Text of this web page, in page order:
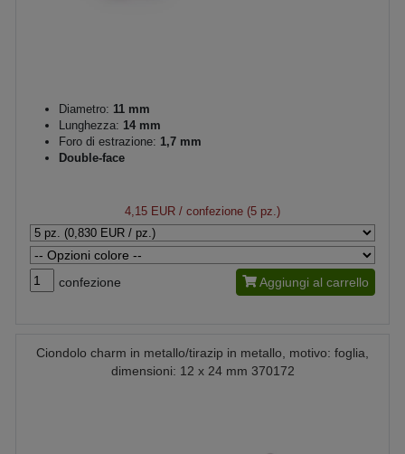
Diametro: 11 mm
Lunghezza: 14 mm
Foro di estrazione: 1,7 mm
Double-face
4,15 EUR / confezione (5 pz.)
confezione Aggiungi al carrello
Ciondolo charm in metallo/tirazip in metallo, motivo: foglia,
dimensioni: 12 x 24 mm 370172